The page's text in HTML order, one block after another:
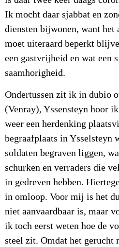
Ik mocht daar sjabbat en
diensten bijwonen, want het
moet uiteraard beperkt
een gastvrijheid en wat een
saamhorigheid.
Ondertussen zit ik in dubio
(Venray), Yssensteyn hoor
weer een herdenking
begraafplaats in Ysselsteyn
soldaten begraven liggen,
schurken en verraders die
in gedreven hebben.
in omloop. Voor mij is het
niet aanvaardbaar is, maar
ik toch eerst weten hoe de
steel zit. Omdat het gerucht